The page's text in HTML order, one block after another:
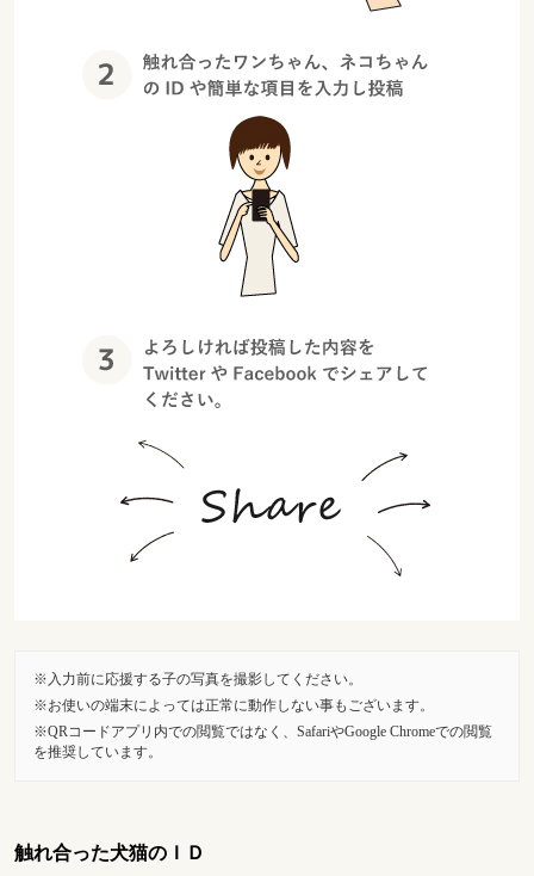
入力前に応援する子の写真を撮影してください。
お使いの端末によっては正常に動作しない事もございます。
QRコードアプリ内での閲覧ではなく、SafariやGoogle Chromeでの閲覧
を推奨しています。
触れ合った犬猫のＩＤ